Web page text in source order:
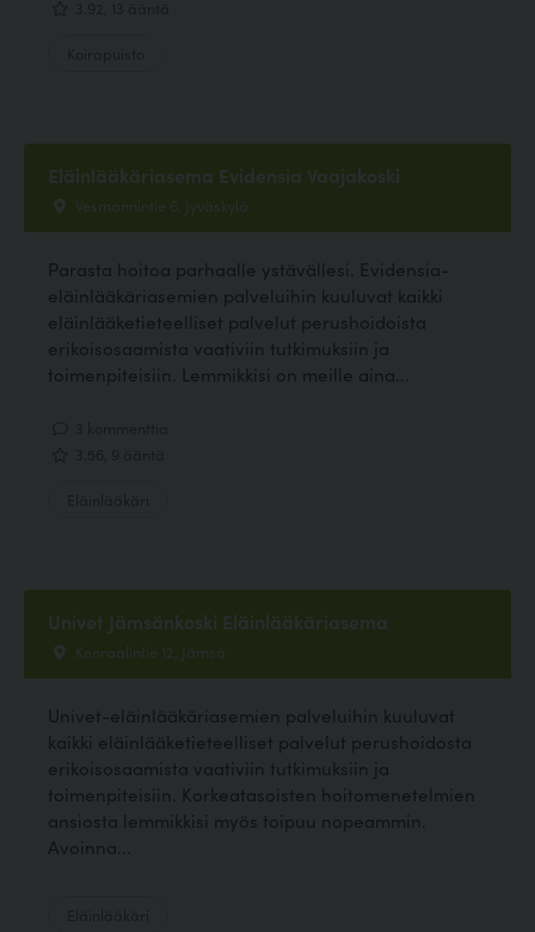
Eläinlääkäriasema Evidensia Vaajakoski
Vesmannintie 6, Jyväskylä
Parasta hoitoa parhaalle ystävällesi. Evidensia-
eläinlääkäriasemien palveluihin kuuluvat kaikki
eläinlääketieteelliset palvelut perushoidoista
erikoisosaamista vaativiin tutkimuksiin ja
toimenpiteisiin. Lemmikkisi on meille aina...
Univet Jämsänkoski Eläinlääkäriasema
Kenraalintie 12, Jämsä
Univet-eläinlääkäriasemien palveluihin kuuluvat
kaikki eläinlääketieteelliset palvelut perushoidosta
erikoisosaamista vaativiin tutkimuksiin ja
toimenpiteisiin. Korkeatasoisten hoitomenetelmien
ansiosta lemmikkisi myös toipuu nopeammin.
Avoinna...